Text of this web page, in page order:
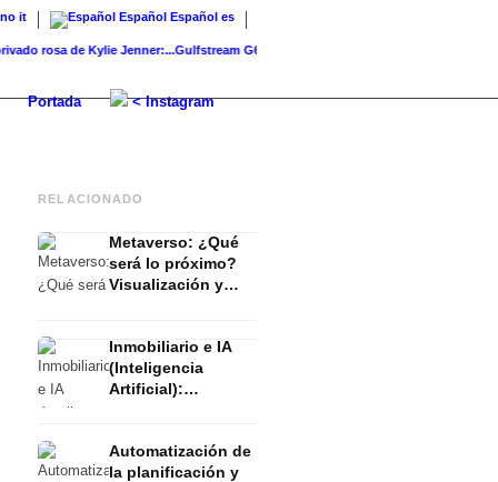
it Español Español es
rosa de Kylie Jenner:...Gulfstream G650ER: el jet privado de las...
Portada < Instagram
RELACIONADO
Metaverso: ¿Qué
será lo próximo?
Visualización y
(Inteligencia
Artificial)
Inmobiliario e IA
(Inteligencia
Artificial):
Lukinski
Automatización de
la planificación y